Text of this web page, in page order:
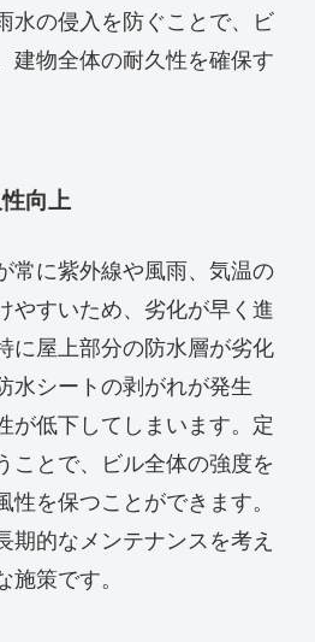
水の侵入を防ぐことで、ビ
建物全体の耐久性を確保す
向上
常に紫外線や風雨、気温の
やすいため、劣化が早く進
に屋上部分の防水層が劣化
水シートの剥がれが発生
が低下してしまいます。定
ことで、ビル全体の強度を
性を保つことができます。
期的なメンテナンスを考え
施策です。